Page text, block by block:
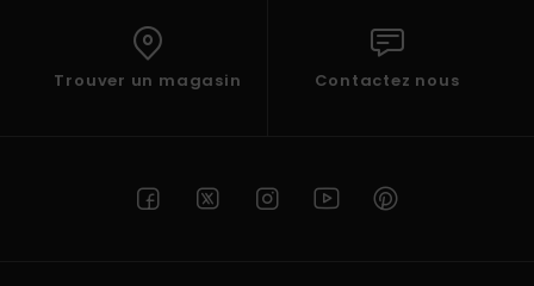
Trouver un magasin Contactez nous